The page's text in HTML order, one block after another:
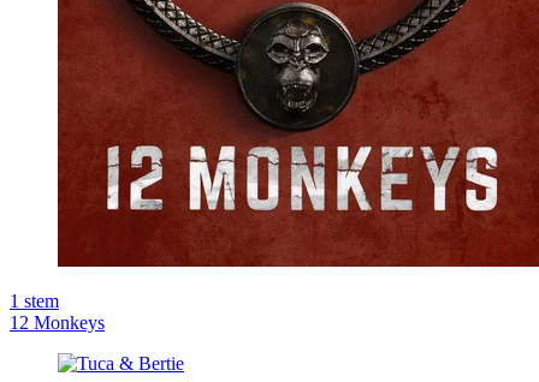
1 stem
12 Monkeys